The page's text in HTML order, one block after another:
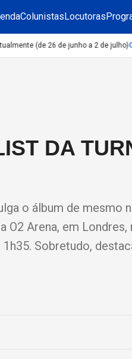
ColunistasLocutoras
(de 26 de junho a 2 de julho)
DA
o álbum de mesmo
Arena, em
Sobretudo,